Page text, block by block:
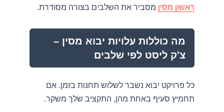
ראשון מסין מסביר את השלבים בצורה מסודרת.
מה כוללות עלויות יבוא מסין –
צ'ק ליסט לפי שלבים
כל פרויקט יבוא נשבר לשלוש תחנות בזמן. אם
תחמיץ סעיף באחת מהן, התקציב שלך משקר.